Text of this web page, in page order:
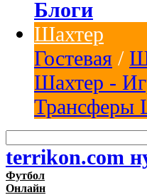
Блоги
Шахтер
Гостевая /
Шахтер -
Трансферы
terrikon.com
Футбол
Онлайн